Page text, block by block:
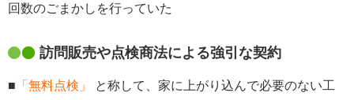
回数のごまかしを行っていた
訪問販売や点検商法による強引な契約
■ 「無料点検」
と称して、家に上がり込んで必要のない工